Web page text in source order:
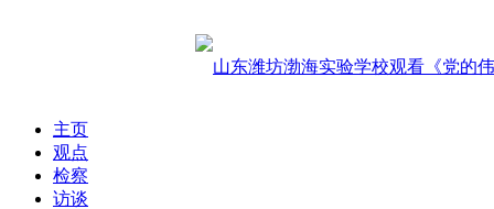
主页
观点
检察
访谈